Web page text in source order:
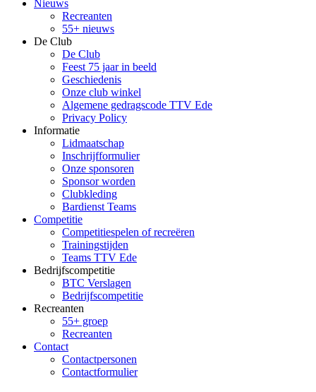
Nieuws
Recreanten
55+ nieuws
De Club
De Club
Feest 75 jaar in beeld
Geschiedenis
Onze club winkel
Algemene gedragscode TTV Ede
Privacy Policy
Informatie
Lidmaatschap
Inschrijfformulier
Onze sponsoren
Sponsor worden
Clubkleding
Bardienst Teams
Competitie
Competitiespelen of recreëren
Trainingstijden
Teams TTV Ede
Bedrijfscompetitie
BTC Verslagen
Bedrijfscompetitie
Recreanten
55+ groep
Recreanten
Contact
Contactpersonen
Contactformulier